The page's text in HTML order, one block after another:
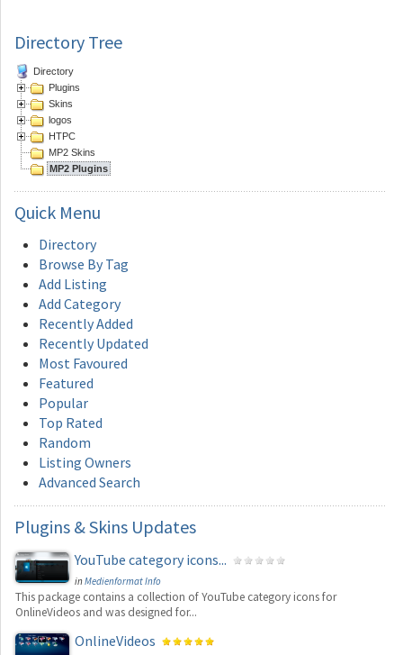
Directory Tree
Directory
Plugins
Skins
logos
HTPC
MP2 Skins
MP2 Plugins
Quick Menu
Directory
Browse By Tag
Add Listing
Add Category
Recently Added
Recently Updated
Most Favoured
Featured
Popular
Top Rated
Random
Listing Owners
Advanced Search
Plugins & Skins Updates
YouTube category icons...
inMedienformat Info
This package contains a collection of YouTube category icons for
OnlineVideos and was designed for...
OnlineVideos